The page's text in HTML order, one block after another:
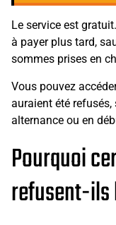
Le service est
à payer plus tard,
sommes prises en
Vous pouvez
auraient été refusés,
alternance ou en
Pourquoi
refusent-ils